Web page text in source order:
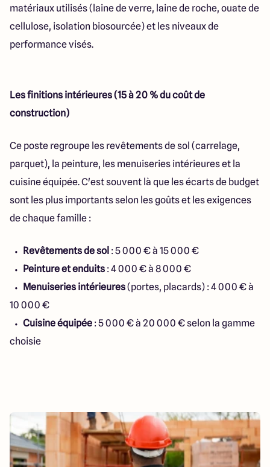
matériaux utilisés (laine de verre, laine de roche, ouate de
cellulose, isolation biosourcée) et les niveaux de
performance visés.
Les finitions intérieures (15 à 20 % du coût de
construction)
Ce poste regroupe les revêtements de sol (carrelage,
parquet), la peinture, les menuiseries intérieures et la
cuisine équipée. C'est souvent là que les écarts de budget
sont les plus importants selon les goûts et les exigences
de chaque famille :
Revêtements de sol : 5 000 € à 15 000 €
Peinture et enduits : 4 000 € à 8 000 €
Menuiseries intérieures(portes, placards) : 4 000 € à
10 000 €
Cuisine équipée : 5 000 € à 20 000 € selon la gamme
choisie